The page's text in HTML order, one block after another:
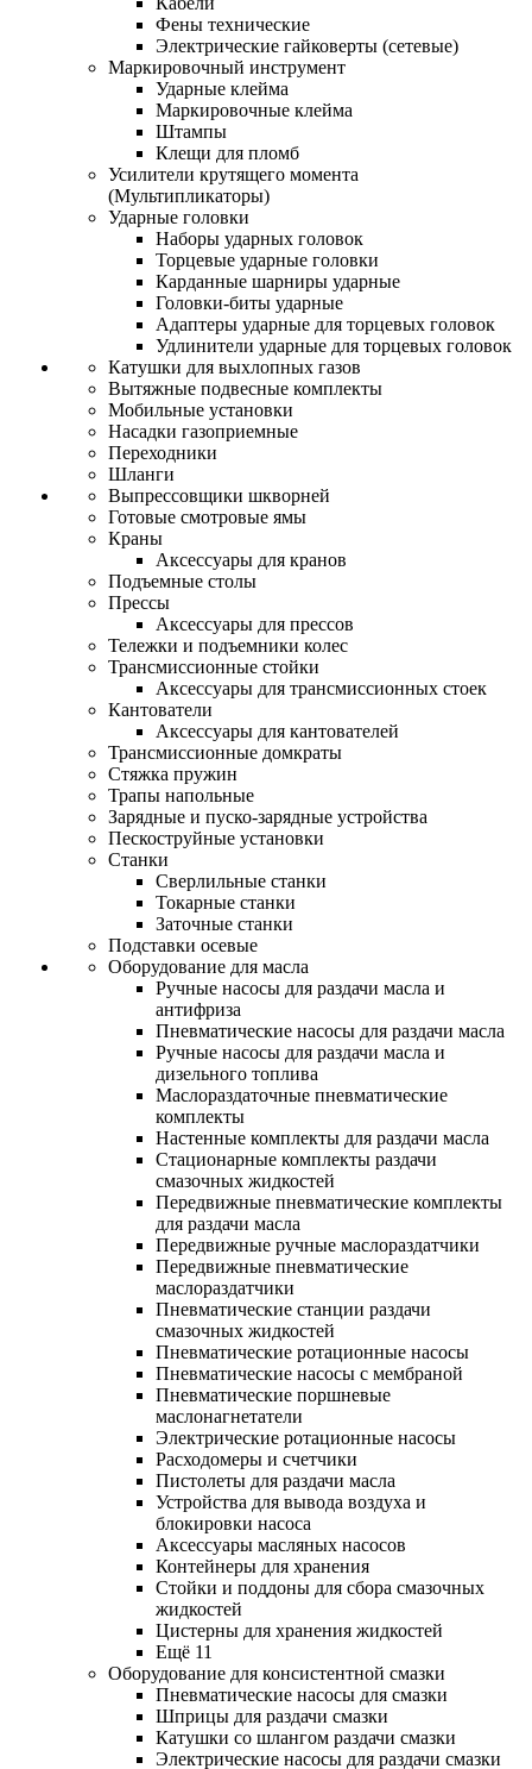
Фены технические
Электрические гайковерты (сетевые)
Маркировочный инструмент
Ударные клейма
Маркировочные клейма
Штампы
Клещи для пломб
Усилители крутящего момента
(Мультипликаторы)
Ударные головки
Наборы ударных головок
Торцевые ударные головки
Карданные шарниры ударные
Головки-биты ударные
Адаптеры ударные для торцевых головок
Удлинители ударные для торцевых головок
Катушки для выхлопных газов
Вытяжные подвесные комплекты
Мобильные установки
Насадки газоприемные
Переходники
Шланги
Выпрессовщики шкворней
Готовые смотровые ямы
Краны
Аксессуары для кранов
Подъемные столы
Прессы
Аксессуары для прессов
Тележки и подъемники колес
Трансмиссионные стойки
Аксессуары для трансмиссионных стоек
Кантователи
Аксессуары для кантователей
Трансмиссионные домкраты
Стяжка пружин
Трапы напольные
Зарядные и пуско-зарядные устройства
Пескоструйные установки
Станки
Сверлильные станки
Токарные станки
Заточные станки
Подставки осевые
Оборудование для масла
Ручные насосы для раздачи масла и
антифриза
Пневматические насосы для раздачи масла
Ручные насосы для раздачи масла и
дизельного топлива
Маслораздаточные пневматические
комплекты
Настенные комплекты для раздачи масла
Стационарные комплекты раздачи
смазочных жидкостей
Передвижные пневматические комплекты
для раздачи масла
Передвижные ручные маслораздатчики
Передвижные пневматические
маслораздатчики
Пневматические станции раздачи
смазочных жидкостей
Пневматические ротационные насосы
Пневматические насосы с мембраной
Пневматические поршневые
маслонагнетатели
Электрические ротационные насосы
Расходомеры и счетчики
Пистолеты для раздачи масла
Устройства для вывода воздуха и
блокировки насоса
Аксессуары масляных насосов
Контейнеры для хранения
Стойки и поддоны для сбора смазочных
жидкостей
Цистерны для хранения жидкостей
Ещё 11
Оборудование для консистентной смазки
Пневматические насосы для смазки
Шприцы для раздачи смазки
Катушки со шлангом раздачи смазки
Электрические насосы для раздачи смазки